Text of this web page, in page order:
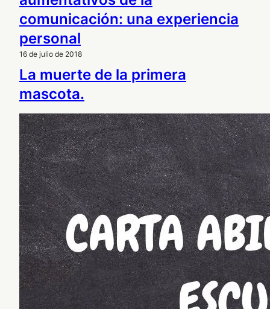
comunicación: una experiencia
personal
16 de julio de 2018
La muerte de la primera
mascota.